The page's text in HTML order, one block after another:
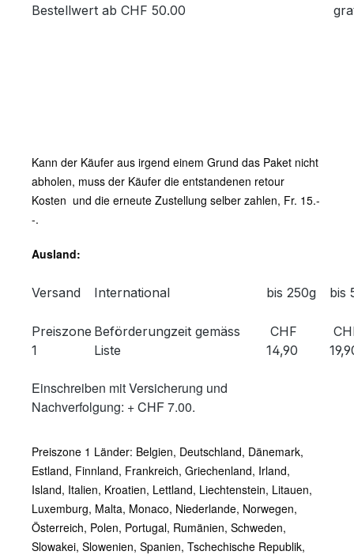
Bestellwert ab CHF 50.00
Kann der Käufer aus irgend einem Grund das Paket nicht
abholen, muss der Käufer die entstandenen retour
Kosten und die erneute Zustellung selber zahlen, Fr. 15.-
-.
Ausland:
Versand International bis 250g bis
Preiszone
1
Beförderungzeit gemäss
Liste
CHF
14,90
Einschreiben mit Versicherung und
Nachverfolgung: + CHF 7.00.
Preiszone 1 Länder: Belgien, Deutschland, Dänemark,
Estland, Finnland, Frankreich, Griechenland, Irland,
Island, Italien, Kroatien, Lettland, Liechtenstein, Litauen,
Luxemburg, Malta, Monaco, Niederlande, Norwegen,
Österreich, Polen, Portugal, Rumänien, Schweden,
Slowakei, Slowenien, Spanien, Tschechische Republik,